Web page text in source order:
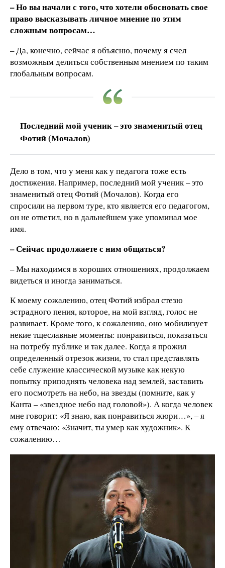
– Но вы начали с того, что хотели обосновать свое
право высказывать личное мнение по этим
сложным вопросам…
– Да, конечно, сейчас я объясню, почему я счел
возможным делиться собственным мнением по таким
глобальным вопросам.
Последний мой ученик – это знаменитый отец
Фотий (Мочалов)
Дело в том, что у меня как у педагога тоже есть
достижения. Например, последний мой ученик – это
знаменитый отец Фотий (Мочалов). Когда его
спросили на первом туре, кто является его педагогом,
он не ответил, но в дальнейшем уже упоминал мое
имя.
– Сейчас продолжаете с ним общаться?
– Мы находимся в хороших отношениях, продолжаем
видеться и иногда заниматься.
К моему сожалению, отец Фотий избрал стезю
эстрадного пения, которое, на мой взгляд, голос не
развивает. Кроме того, к сожалению, оно мобилизует
некие тщеславные моменты: понравиться, показаться
на потребу публике и так далее. Когда я прожил
определенный отрезок жизни, то стал представлять
себе служение классической музыке как некую
попытку приподнять человека над землей, заставить
его посмотреть на небо, на звезды (помните, как у
Канта – «звездное небо над головой»). А когда человек
мне говорит: «Я знаю, как понравиться жюри…», – я
ему отвечаю: «Значит, ты умер как художник». К
сожалению…